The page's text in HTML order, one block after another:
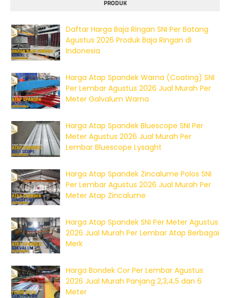
PRODUK
Daftar Harga Baja Ringan SNI Per Batang
Agustus 2026 Produk Baja Ringan di
Indonesia
Harga Atap Spandek Warna (Coating) SNI
Per Lembar Agustus 2026 Jual Murah Per
Meter Galvalum Warna
Harga Atap Spandek Bluescope SNI Per
Meter Agustus 2026 Jual Murah Per
Lembar Bluescope Lysaght
Harga Atap Spandek Zincalume Polos SNI
Per Lembar Agustus 2026 Jual Murah Per
Meter Atap Zincalume
Harga Atap Spandek SNI Per Meter Agustus
2026 Jual Murah Per Lembar Atap Berbagai
Merk
Harga Bondek Cor Per Lembar Agustus
2026 Jual Murah Panjang 2,3,4,5 dan 6
Meter